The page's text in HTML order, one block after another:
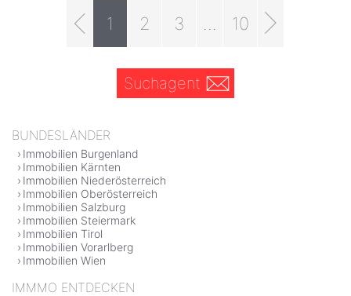
1 2 3 10
Suchagent
BUNDESLÄNDER
Immobilien Burgenland
Immobilien Kärnten
Immobilien Niederösterreich
Immobilien Oberösterreich
Immobilien Salzburg
Immobilien Steiermark
Immobilien Tirol
Immobilien Vorarlberg
Immobilien Wien
IMMMO ENTDECKEN